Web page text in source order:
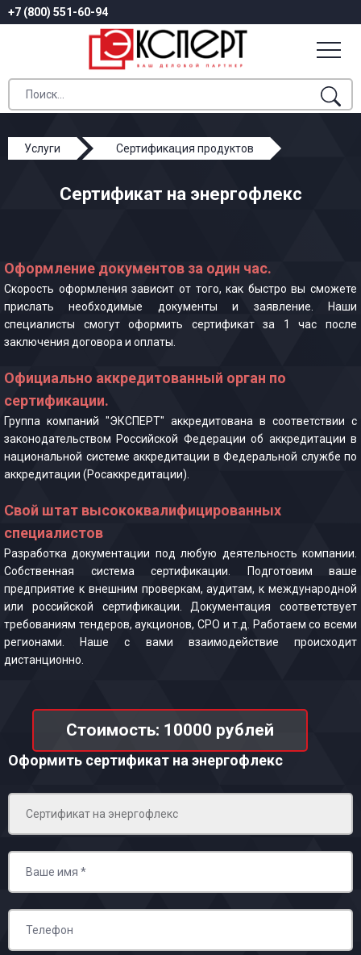
+7 (800) 551-60-94
Услуги
Сертификация продуктов
Сертификат на энергофлекс
Оформление документов за один час.
Скорость оформления зависит от того, как быстро вы сможете
прислать необходимые документы и заявление. Наши
специалисты смогут оформить сертификат за 1 час после
заключения договора и оплаты.
Официально аккредитованный орган по
сертификации.
Группа компаний "ЭКСПЕРТ" аккредитована в соответствии с
законодательством Российской Федерации об аккредитации в
национальной системе аккредитации в Федеральной службе по
аккредитации (Росаккредитации).
Свой штат высококвалифицированных
специалистов
Разработка документации под любую деятельность компании.
Собственная система сертификации. Подготовим ваше
предприятие к внешним проверкам, аудитам, к международной
или российской сертификации. Документация соответствует
требованиям тендеров, аукционов, СРО и т.д. Работаем со всеми
регионами. Наше с вами взаимодействие происходит
дистанционно.
Стоимость: 10000 рублей
Оформить сертификат на энергофлекс